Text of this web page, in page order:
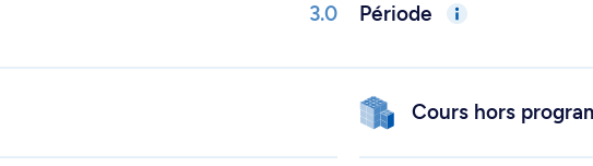
3.0 Période
Cours hors